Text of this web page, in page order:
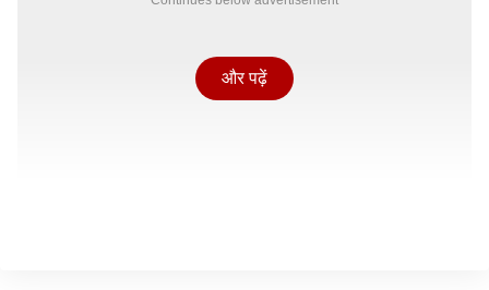
और पढ़ें